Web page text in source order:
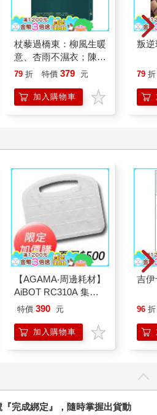
杖藜過橋東：柳風生暖
意、杏雨不濕衣；陳亮
恭談以心轉境的適齡漫
79 折 特價 379 元
加入購物車
叛逆
79 折
【AGAMA‧周邊耗材】
AiBOT RC310A 集塵
盒專用3M防塵濾網
特價 390 元
加入購物車
吉
96 折
完成綁定』，隨時掌握出貨動